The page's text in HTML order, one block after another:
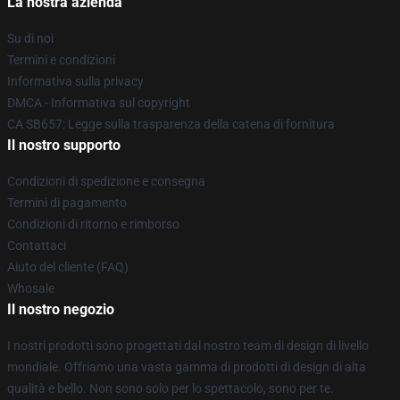
Su di noi
Termini e condizioni
Informativa sulla privacy
DMCA - Informativa sul copyright
CA SB657: Legge sulla trasparenza della catena di fornitura
Il nostro supporto
Condizioni di spedizione e consegna
Termini di pagamento
Condizioni di ritorno e rimborso
Contattaci
Aiuto del cliente (FAQ)
Whosale
Il nostro negozio
I nostri prodotti sono progettati dal nostro team di design di livello
mondiale. Offriamo una vasta gamma di prodotti di design di alta
qualità e bello. Non sono solo per lo spettacolo, sono per te.